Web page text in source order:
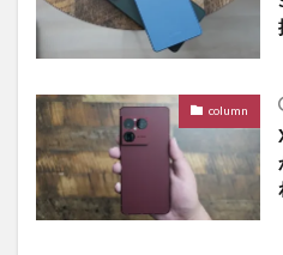
column